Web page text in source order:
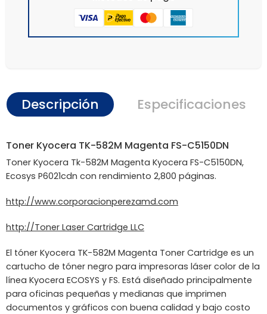
Descripción Especificaciones
Toner Kyocera TK-582M Magenta FS-C5150DN
Toner Kyocera Tk-582M Magenta Kyocera FS-C5150DN,
Ecosys P6021cdn con rendimiento 2,800 páginas.
http://www.corporacionperezamd.com
http://Toner Laser Cartridge LLC
El tóner Kyocera TK-582M Magenta Toner Cartridge es un
cartucho de tóner negro para impresoras láser color de la
línea Kyocera ECOSYS y FS. Está diseñado principalmente
para oficinas pequeñas y medianas que imprimen
documentos y gráficos con buena calidad y bajo costo